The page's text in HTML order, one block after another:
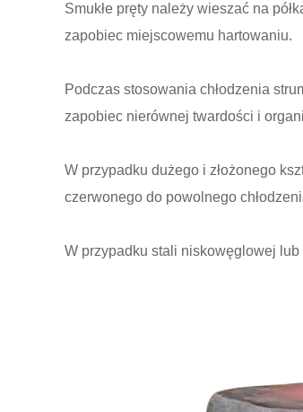
Smukłe pręty należy wieszać na
zapobiec miejscowemu hartowaniu.
Podczas stosowania chłodzenia
zapobiec nierównej twardości i
W przypadku dużego i złożonego
czerwonego do powolnego
W przypadku stali niskowęglowej